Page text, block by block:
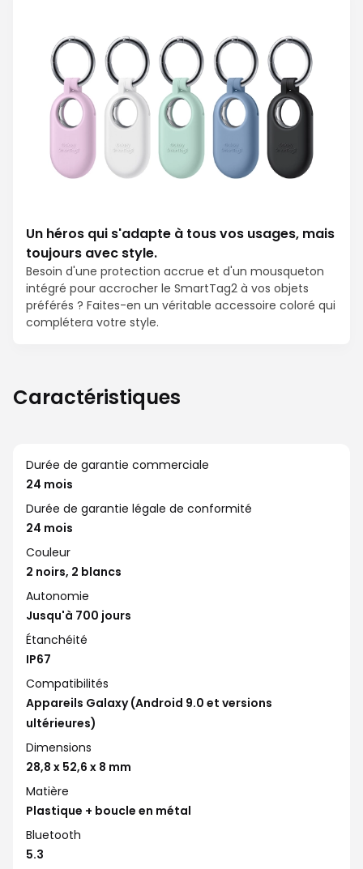
Un héros qui s'adapte à tous vos usages, mais
toujours avec style.
Besoin d'une protection accrue et d'un mousqueton
intégré pour accrocher le SmartTag2 à vos objets
préférés ? Faites-en un véritable accessoire coloré qui
complétera votre style.
Caractéristiques
Durée de garantie commerciale
24 mois
Durée de garantie légale de conformité
24 mois
Couleur
2 noirs, 2 blancs
Autonomie
Jusqu'à 700 jours
Étanchéité
IP67
Compatibilités
Appareils Galaxy (Android 9.0 et versions
ultérieures)
Dimensions
28,8 x 52,6 x 8 mm
Matière
Plastique + boucle en métal
Bluetooth
5.3